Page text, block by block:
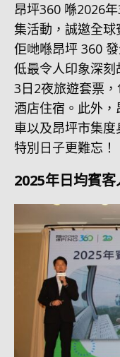
昂坪360 喺2026
集活動，誠邀全
佢哋喺昂坪 360
低最令人印象深
3日2夜旅遊套票
酒店住宿。此外
車以及昂坪市集
特別日子更難忘！
2025年日均賓